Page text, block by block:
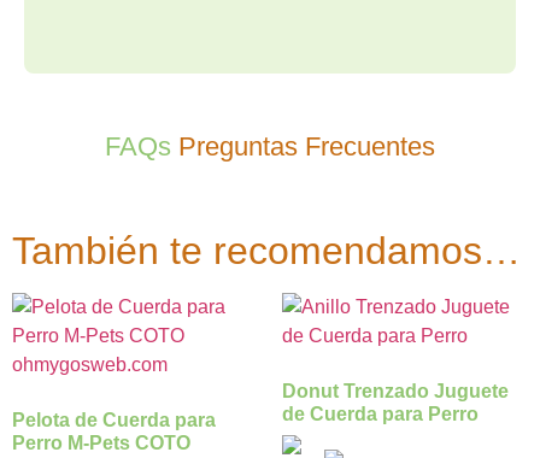
FAQs Preguntas Frecuentes
También te recomendamos…
Pelota de Cuerda para
Perro M-Pets COTO
Donut Trenzado Juguete
de Cuerda para Perro